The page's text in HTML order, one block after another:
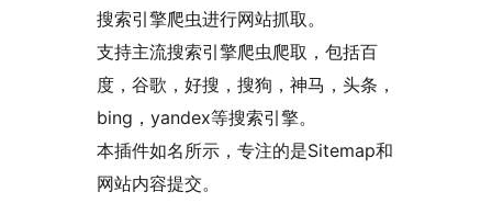
搜索引擎爬虫进行网站抓取。
支持主流搜索引擎爬虫爬取，包括百
度，谷歌，好搜，搜狗，神马，头条，
bing，yandex等搜索引擎。
本插件如名所示，专注的是Sitemap和
网站内容提交。